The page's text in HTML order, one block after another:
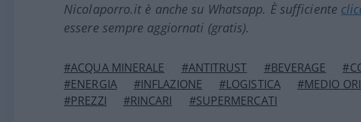
Nicolaporro.it è anche su Whatsapp. È sufficiente
essere sempre aggiornati (gratis).
#ACQUA MINERALE #ANTITRUST #BEVERAGE
#ENERGIA
#INFLAZIONE #LOGISTICA #MEDIO
#PREZZI
#RINCARI #SUPERMERCATI